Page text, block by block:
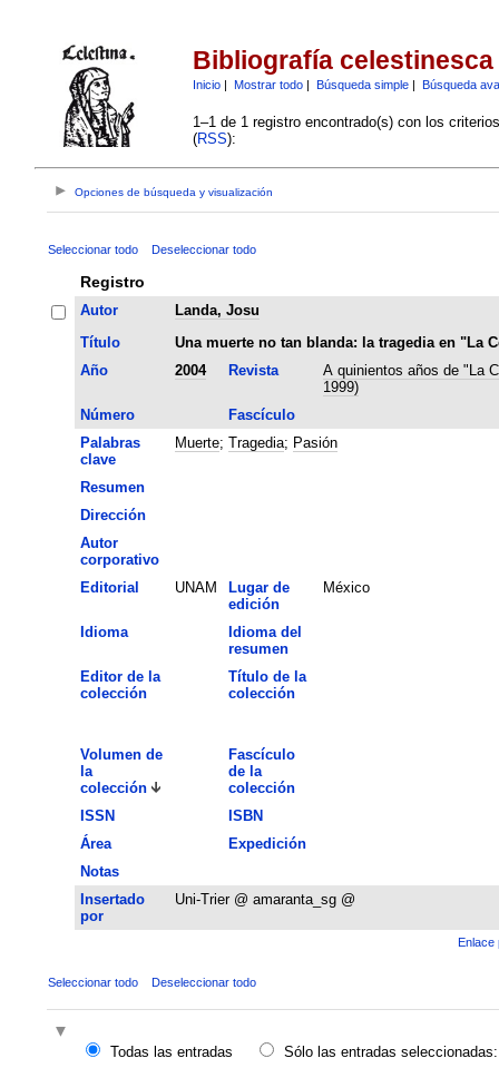
Bibliografía celestinesca
Inicio| Mostrar todo| Búsqueda simple| Búsqueda
1–1 de 1 registro encontrado(s) con los
(RSS):
Opciones de búsqueda y visualización
Seleccionar todo Deseleccionar todo
Registro
Autor
Landa, Josu
Título
Una muerte no tan blanda: la tragedia en "La
Año
2004 Revista
A quinientos años de "La
1999)
Número
Fascículo
Palabras
clave
Muerte; Tragedia; Pasión
Resumen
Dirección
Autor
corporativo
Editorial
UNAM
Lugar de
edición
México
Idioma
Idioma del
resumen
Editor de la
colección
Título de la
colección
Volumen de
la
colección
Fascículo
de la
colección
ISSN
ISBN
Área
Expedición
Notas
Insertado
por
Uni-Trier @ amaranta_sg @
Enlace
Seleccionar todo Deseleccionar todo
Todas las entradas
Sólo las entradas seleccionadas: